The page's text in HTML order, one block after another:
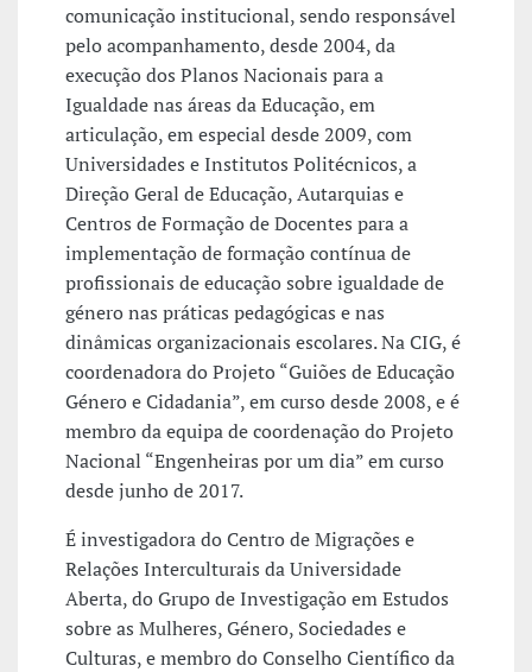
comunicação institucional, sendo responsável
pelo acompanhamento, desde 2004, da
execução dos Planos Nacionais para a
Igualdade nas áreas da Educação, em
articulação, em especial desde 2009, com
Universidades e Institutos Politécnicos, a
Direção Geral de Educação, Autarquias e
Centros de Formação de Docentes para a
implementação de formação contínua de
profissionais de educação sobre igualdade de
género nas práticas pedagógicas e nas
dinâmicas organizacionais escolares. Na CIG, é
coordenadora do Projeto “Guiões de Educação
Género e Cidadania”, em curso desde 2008, e é
membro da equipa de coordenação do Projeto
Nacional “Engenheiras por um dia” em curso
desde junho de 2017.
É investigadora do Centro de Migrações e
Relações Interculturais da Universidade
Aberta, do Grupo de Investigação em Estudos
sobre as Mulheres, Género, Sociedades e
Culturas, e membro do Conselho Científico da